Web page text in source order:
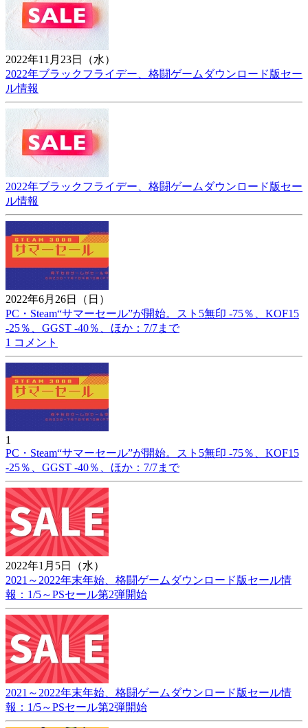
2022年11月23日（水）
2022年ブラックフライデー、格闘ゲームダウンロード版セー
ル情報
2022年ブラックフライデー、格闘ゲームダウンロード版セー
ル情報
2022年6月26日（日）
PC・Steam“サマーセール”が開始。スト5無印 -75％、KOF15
-25％、GGST -40％、ほか：7/7まで
1 コメント
1
PC・Steam“サマーセール”が開始。スト5無印 -75％、KOF15
-25％、GGST -40％、ほか：7/7まで
2022年1月5日（水）
2021～2022年末年始、格闘ゲームダウンロード版セール情
報：1/5～PSセール第2弾開始
2021～2022年末年始、格闘ゲームダウンロード版セール情
報：1/5～PSセール第2弾開始